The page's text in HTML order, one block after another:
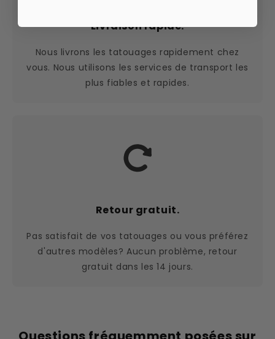
Livraison rapide.
Nous livrons les tatouages rapidement chez
vous. Nous utilisons les services de transport les
plus fiables et rapides.
Retour gratuit.
Pas satisfait de vos tatouages ou vous préférez
d'autres modèles? Aucun problème, retour
gratuit dans les 14 jours.